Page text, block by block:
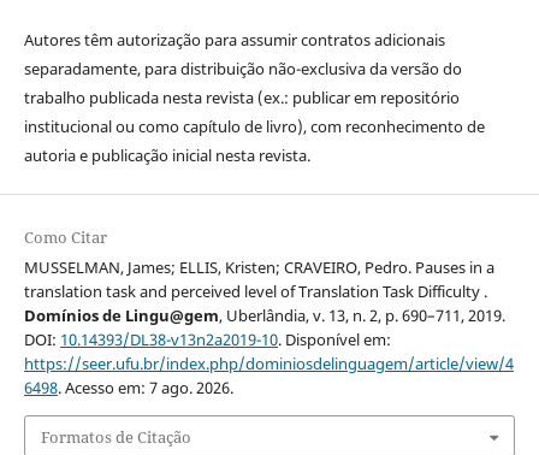
Autores têm autorização para assumir contratos adicionais
separadamente, para distribuição não-exclusiva da versão do
trabalho publicada nesta revista (ex.: publicar em repositório
institucional ou como capítulo de livro), com reconhecimento de
autoria e publicação inicial nesta revista.
Como Citar
MUSSELMAN, James; ELLIS, Kristen; CRAVEIRO, Pedro. Pauses in a
translation task and perceived level of Translation Task Difficulty .
Domínios de Lingu@gem, Uberlândia, v. 13, n. 2, p. 690–711, 2019.
DOI: 10.14393/DL38-v13n2a2019-10. Disponível em:
https://seer.ufu.br/index.php/dominiosdelinguagem/article/view/4
6498. Acesso em: 7 ago. 2026.
Formatos de Citação